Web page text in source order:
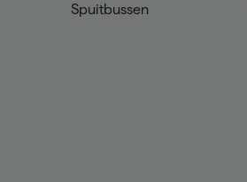
Spuitbussen